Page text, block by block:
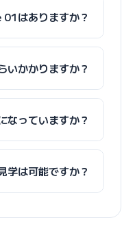
はありますか？
いかかりますか？
なっていますか？
学は可能ですか？